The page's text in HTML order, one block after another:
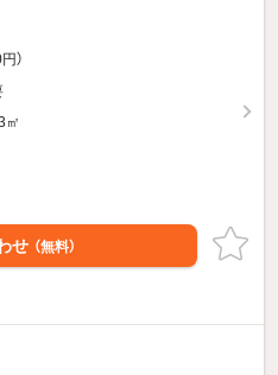
）
㎡
せ （無料）